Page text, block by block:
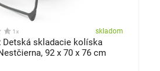
1x skladom
Detská skladacie kolíska
92 x 70 x 76 cm